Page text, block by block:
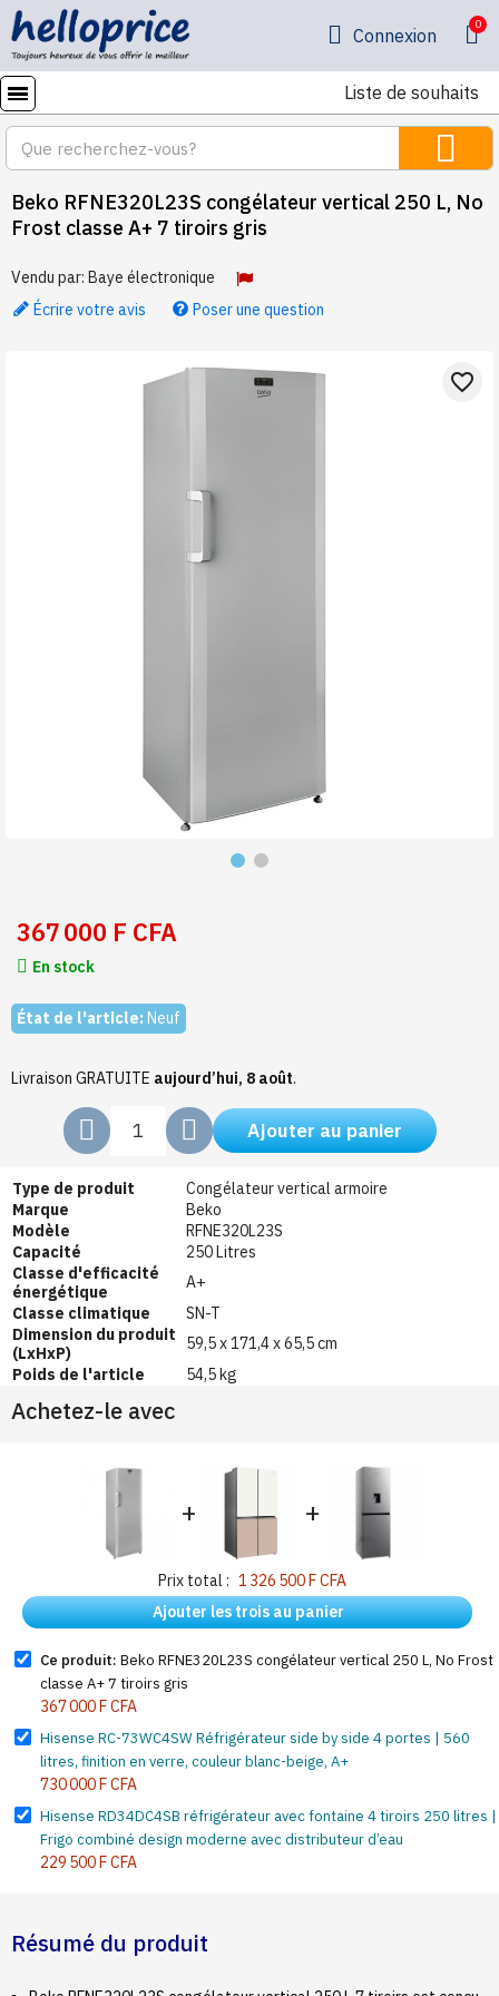
Connexion
Liste de souhaits
Beko RFNE320L23S congélateur vertical 250 L, No
Frost classe A+ 7 tiroirs gris
Vendu par: Baye électronique
Écrire votre avis
Poser une question
favorite_border
367 000 F CFA
En stock
État de l'article: Neuf
Livraison GRATUITE aujourd’hui, 8 août.
Ajouter au panier
Type de produit
Congélateur vertical armoire
Marque
Beko
Modèle
RFNE320L23S
Capacité
250 Litres
Classe d'efficacité
énergétique
A+
Classe climatique
SN-T
Dimension du produit
(LxHxP)
59,5 x 171,4 x 65,5 cm
Poids de l'article
54,5 kg
Achetez-le avec
+ +
Prix total : 1 326 500 F CFA
Ajouter les trois au panier
Ce produit: Beko RFNE320L23S congélateur vertical 250 L, No Frost
classe A+ 7 tiroirs gris
367 000 F CFA
Hisense RC-73WC4SW Réfrigérateur side by side 4 portes | 560
litres, finition en verre, couleur blanc-beige, A+
730 000 F CFA
Hisense RD34DC4SB réfrigérateur avec fontaine 4 tiroirs 250 litres |
Frigo combiné design moderne avec distributeur d’eau
229 500 F CFA
Résumé du produit